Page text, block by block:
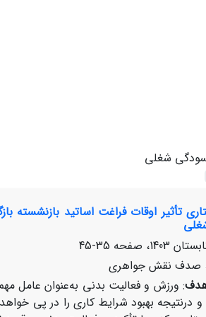
شغلی
تأثیر اوقات فراغت اساتید بازنشسته
35-45
صدف نقش جواهری
: ورزش و فعالیت بدنی به‌عنوان عامل
و درنتیجه بهبود شرایط کاری را در پی